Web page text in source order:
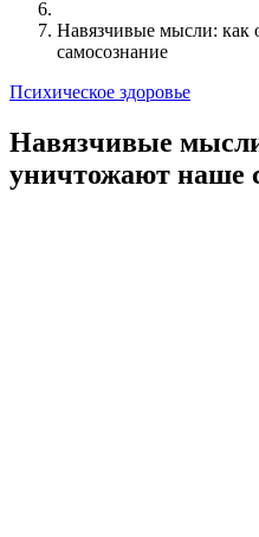
Навязчивые мысли:
самосознание
Психическое здоровье
Навязчивые
уничтожают наше